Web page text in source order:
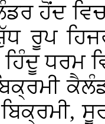
ਹੋਂਦ
ਰੂਪ
ਧਰਮ